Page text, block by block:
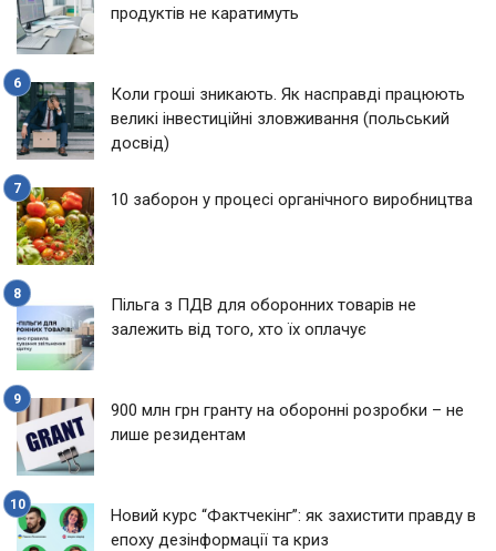
продуктів не каратимуть
Коли гроші зникають. Як насправді працюють
великі інвестиційні зловживання (польський
досвід)
10 заборон у процесі органічного виробництва
Пільга з ПДВ для оборонних товарів не
залежить від того, хто їх оплачує
900 млн грн гранту на оборонні розробки – не
лише резидентам
Новий курс “Фактчекінг”: як захистити правду в
епоху дезінформації та криз